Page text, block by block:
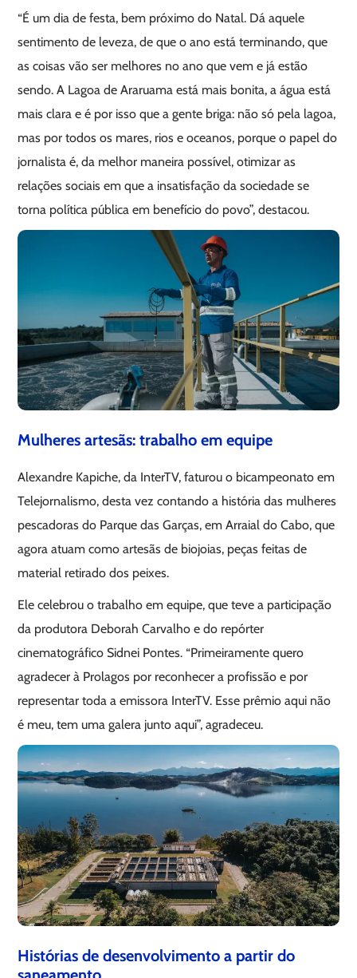
“É um dia de festa, bem próximo do Natal. Dá aquele
sentimento de leveza, de que o ano está terminando, que
as coisas vão ser melhores no ano que vem e já estão
sendo. A Lagoa de Araruama está mais bonita, a água está
mais clara e é por isso que a gente briga: não só pela lagoa,
mas por todos os mares, rios e oceanos, porque o papel do
jornalista é, da melhor maneira possível, otimizar as
relações sociais em que a insatisfação da sociedade se
torna política pública em benefício do povo”, destacou.
Mulheres artesãs: trabalho em equipe
Alexandre Kapiche, da InterTV, faturou o bicampeonato em
Telejornalismo, desta vez contando a história das mulheres
pescadoras do Parque das Garças, em Arraial do Cabo, que
agora atuam como artesãs de biojoias, peças feitas de
material retirado dos peixes.
Ele celebrou o trabalho em equipe, que teve a participação
da produtora Deborah Carvalho e do repórter
cinematográfico Sidnei Pontes. “Primeiramente quero
agradecer à Prolagos por reconhecer a profissão e por
representar toda a emissora InterTV. Esse prêmio aqui não
é meu, tem uma galera junto aqui”, agradeceu.
Histórias de desenvolvimento a partir do